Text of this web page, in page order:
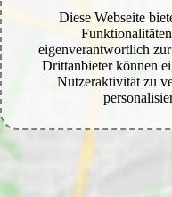
Diese Webseite
eigenverantwortlich
Drittanbieter können
Nutzeraktivität zu